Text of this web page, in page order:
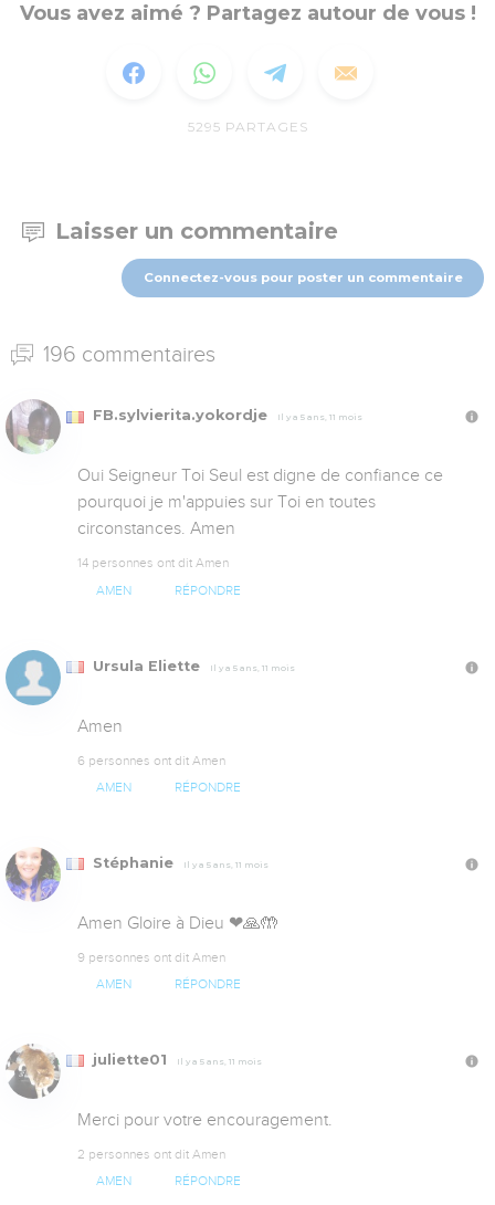
Vous avez aimé ? Partagez autour de vous !
5295 PARTAGES
Laisser un commentaire
Connectez-vous pour poster un commentaire
196 commentaires
FB.sylvierita.yokordje Il y a 5 ans, 11 mois
Oui Seigneur Toi Seul est digne de confiance ce
pourquoi je m'appuies sur Toi en toutes
circonstances. Amen
14 personnes ont dit Amen
AMEN RÉPONDRE
Ursula Eliette Il y a 5 ans, 11 mois
Amen
6 personnes ont dit Amen
AMEN RÉPONDRE
Stéphanie Il y a 5 ans, 11 mois
Amen Gloire à Dieu ❤🙏🤲
9 personnes ont dit Amen
AMEN RÉPONDRE
juliette01 Il y a 5 ans, 11 mois
Merci pour votre encouragement.
2 personnes ont dit Amen
AMEN RÉPONDRE